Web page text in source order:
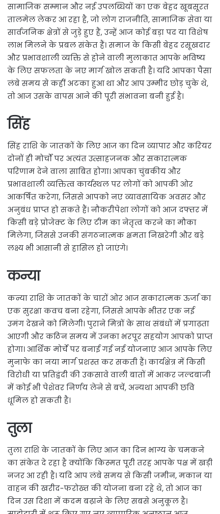
सामाजिक सम्मान और नई उपलब्धियों का एक बेहद खूबसूरत
तालमेल लेकर आ रहा है, जो लोग राजनीति, सामाजिक सेवा या
सार्वजनिक क्षेत्रों से जुड़े हुए हैं, उन्हें आज कोई बड़ा पद या विशेष
लाभ मिलने के प्रबल संकेत हैं। समाज के किसी बेहद रसूखदार
और प्रभावशाली व्यक्ति से होने वाली मुलाकात आपके भविष्य
के लिए सफलता के नए मार्ग खोल सकती है। यदि आपका पैसा
लंबे समय से कहीं अटका हुआ था और आप उम्मीद छोड़ चुके थे,
तो आज उसके वापस आने की पूरी संभावना बनी हुई है।
सिंह
सिंह राशि के जातकों के लिए आज का दिन व्यापार और करियर
दोनों ही मोर्चों पर अत्यंत उत्साहजनक और सकारात्मक
परिणाम देने वाला साबित होगा। आपका चुंबकीय और
प्रभावशाली व्यक्तित्व कार्यस्थल पर लोगों को आपकी ओर
आकर्षित करेगा, जिससे आपको नए व्यावसायिक अवसर और
अनुबंध प्राप्त हो सकते हैं। नौकरीपेशा लोगों को आज दफ्तर में
किसी बड़े प्रोजेक्ट के लिए टीम का नेतृत्व करने का मौका
मिलेगा, जिससे उनकी संगठनात्मक क्षमता निखरेगी और बड़े
लक्ष्य भी आसानी से हासिल हो जाएंगे।
कन्या
कन्या राशि के जातकों के चारों ओर आज सकारात्मक ऊर्जा का
एक सुरक्षा कवच बना रहेगा, जिससे आपके भीतर एक नई
उमंग देखने को मिलेगी। पुराने मित्रों के साथ संबंधों में प्रगाढ़ता
आएगी और कठिन समय में उनका भरपूर सहयोग आपको प्राप्त
होगा। आर्थिक मोर्चे पर बनाई गई नई योजनाएं आज आपके लिए
मुनाफे का नया मार्ग प्रशस्त कर सकती हैं। कार्यक्षेत्र में किसी
विरोधी या प्रतिद्वंदी की उकसावे वाली बातों में आकर जल्दबाजी
में कोई भी पेशेवर निर्णय लेने से बचें, अन्यथा आपकी छवि
धूमिल हो सकती है।
तुला
तुला राशि के जातकों के लिए आज का दिन भाग्य के चमकने
का संकेत दे रहा है क्योंकि किस्मत पूरी तरह आपके पक्ष में खड़ी
नजर आ रही है। यदि आप लंबे समय से किसी जमीन, मकान या
वाहन की खरीद-फरोख्त की योजना बना रहे थे, तो आज का
दिन उस दिशा में कदम बढ़ाने के लिए सबसे अनुकूल है।